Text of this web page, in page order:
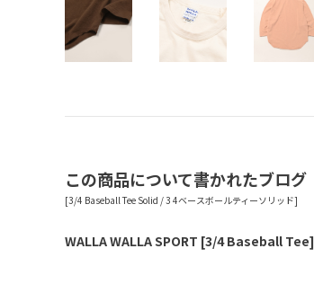
この商品について書かれたブログ
WALLA WALLA SPORT [3/4 Baseball Tee]